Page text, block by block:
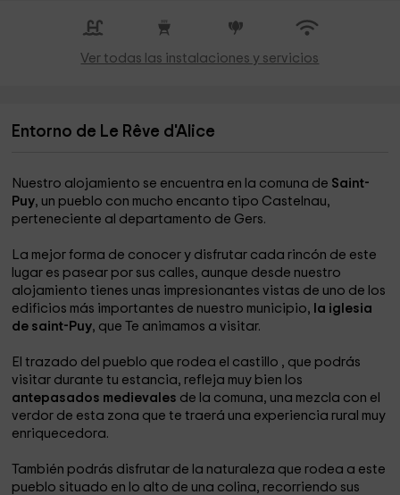
Ver todas las instalaciones y servicios
Entorno de Le Rêve d'Alice
Nuestro alojamiento se encuentra en la comuna de Saint-
Puy, un pueblo con mucho encanto tipo Castelnau,
perteneciente al departamento de Gers.
La mejor forma de conocer y disfrutar cada rincón de este
lugar es pasear por sus calles, aunque desde nuestro
alojamiento tienes unas impresionantes vistas de uno de los
edificios más importantes de nuestro municipio, la iglesia
de saint-Puy, que Te animamos a visitar.
El trazado del pueblo que rodea el castillo , que podrás
visitar durante tu estancia, refleja muy bien los
antepasados ​​medievales de la comuna, una mezcla con el
verdor de esta zona que te traerá una experiencia rural muy
enriquecedora.
También podrás disfrutar de la naturaleza que rodea a este
pueblo situado en lo alto de una colina, recorriendo sus